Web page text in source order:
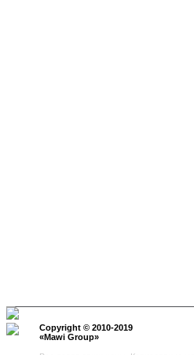
Copyright © 2010-2019
«Mawi Group»